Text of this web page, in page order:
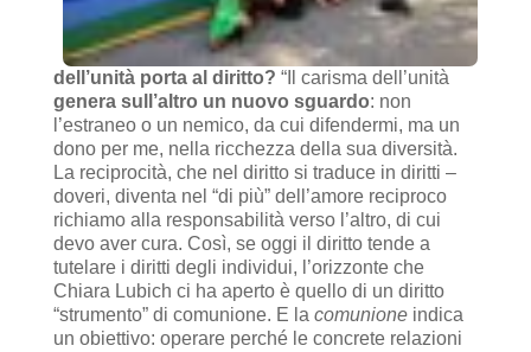
dell’unità porta al diritto? “Il carisma dell’unità
genera sull’altro un nuovo sguardo: non
l’estraneo o un nemico, da cui difendermi, ma un
dono per me, nella ricchezza della sua diversità.
La reciprocità, che nel diritto si traduce in diritti –
doveri, diventa nel “di più” dell’amore reciproco
richiamo alla responsabilità verso l’altro, di cui
devo aver cura. Così, se oggi il diritto tende a
tutelare i diritti degli individui, l’orizzonte che
Chiara Lubich ci ha aperto è quello di un diritto
“strumento” di comunione. E la comunione indica
un obiettivo: operare perché le concrete relazioni